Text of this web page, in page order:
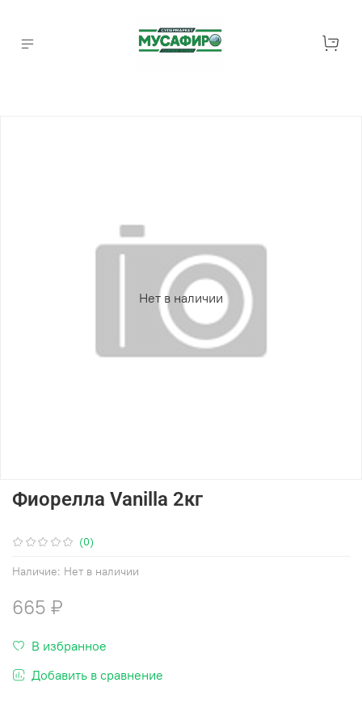
Нет в наличии
(0)
Наличие: Нет в наличии
Фиорелла Vanilla 2кг
665 ₽
В избранное
Добавить в сравнение